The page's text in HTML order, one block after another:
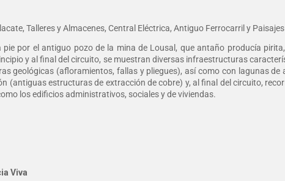
Talleres y Almacenes, Central Eléctrica, Antiguo Ferrocarril y
por el antiguo pozo de la mina de Lousal, que antaño producía
y al final del circuito, se muestran diversas infraestructuras
geológicas (afloramientos, fallas y pliegues), así como con lagunas de
(antiguas estructuras de extracción de cobre) y, al final del circuito,
los edificios administrativos, sociales y de viviendas.
Viva